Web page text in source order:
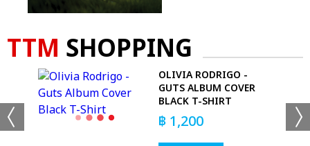
TTM SHOPPING
OLIVIA RODRIGO -
GUTS ALBUM COVER
BLACK T-SHIRT
฿ 1,200